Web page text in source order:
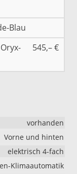
Blau
545,– €
vorhanden
Vorne und hinten
elektrisch 4-fach
Klimaautomatik